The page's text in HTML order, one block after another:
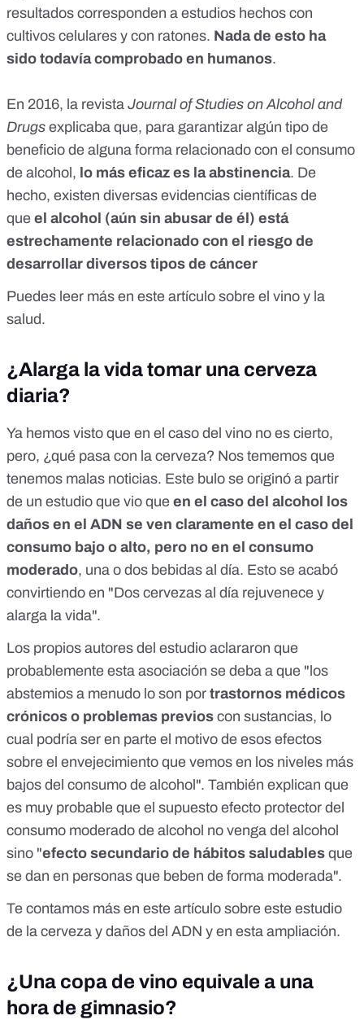
resultados corresponden a estudios hechos con
cultivos celulares y con ratones. Nada de esto ha
sido todavía comprobado en humanos.
En 2016, la revista Journal of Studies on Alcohol and
Drugs explicaba que, para garantizar algún tipo de
beneficio de alguna forma relacionado con el consumo
de alcohol, lo más eficaz es la abstinencia. De
hecho, existen diversas evidencias científicas de
que el alcohol (aún sin abusar de él) está
estrechamente relacionado con el riesgo de
desarrollar diversos tipos de cáncer
Puedes leer más en este artículo sobre el vino y la
salud.
¿Alarga la vida tomar una cerveza
diaria?
Ya hemos visto que en el caso del vino no es cierto,
pero, ¿qué pasa con la cerveza? Nos tememos que
tenemos malas noticias. Este bulo se originó a partir
de un estudio que vio que en el caso del alcohol los
daños en el ADN se ven claramente en el caso del
consumo bajo o alto, pero no en el consumo
moderado, una o dos bebidas al día. Esto se acabó
convirtiendo en "Dos cervezas al día rejuvenece y
alarga la vida".
Los propios autores del estudio aclararon que
probablemente esta asociación se deba a que "los
abstemios a menudo lo son por trastornos médicos
crónicos o problemas previos con sustancias, lo
cual podría ser en parte el motivo de esos efectos
sobre el envejecimiento que vemos en los niveles más
bajos del consumo de alcohol". También explican que
es muy probable que el supuesto efecto protector del
consumo moderado de alcohol no venga del alcohol
sino "efecto secundario de hábitos saludables que
se dan en personas que beben de forma moderada".
Te contamos más en este artículo sobre este estudio
de la cerveza y daños del ADN y en esta ampliación.
¿Una copa de vino equivale a una
hora de gimnasio?